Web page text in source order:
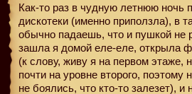
Как-то раз в чудную летнюю ночь
дискотеки (именно приползла), в
обычно падаешь, что и пушкой не
зашла я домой еле-еле, открыла
(к слову, живу я на первом этаже,
почти на уровне второго, поэтому
не боялись, что кто-то залезет), и